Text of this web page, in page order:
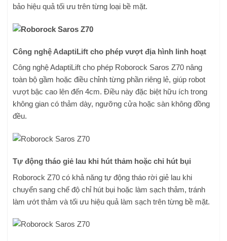
bảo hiệu quả tối ưu trên từng loại bề mặt.
Công nghệ AdaptiLift cho phép vượt địa hình linh hoạt
Công nghệ AdaptiLift cho phép Roborock Saros Z70 nâng
toàn bộ gầm hoặc điều chỉnh từng phần riêng lẻ, giúp robot
vượt bậc cao lên đến 4cm. Điều này đặc biệt hữu ích trong
không gian có thảm dày, ngưỡng cửa hoặc sàn không đồng
đều.
Tự động tháo giẻ lau khi hút thảm hoặc chỉ hút bụi
Roborock Z70 có khả năng tự động tháo rời giẻ lau khi
chuyển sang chế độ chỉ hút bụi hoặc làm sạch thảm, tránh
làm ướt thảm và tối ưu hiệu quả làm sạch trên từng bề mặt.